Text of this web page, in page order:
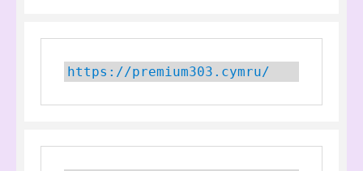
https://premium303.cymru/